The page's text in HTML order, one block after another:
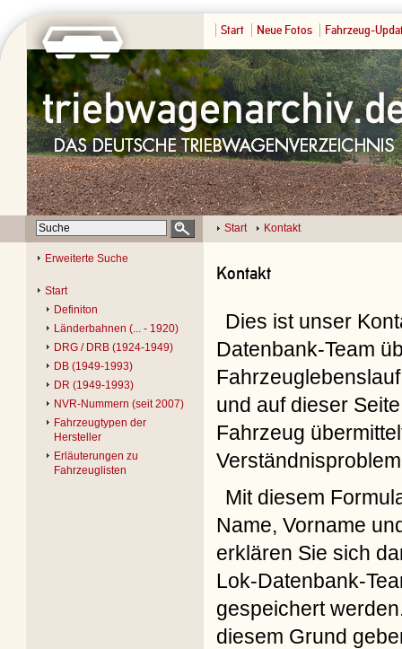
Start Neue Fotos Fahrzeug-
Start Kontakt
Erweiterte Suche
Start
Definiton
Länderbahnen (... - 1920)
DRG / DRB (1924-1949)
DB (1949-1993)
DR (1949-1993)
NVR-Nummern (seit 2007)
Fahrzeugtypen der
Hersteller
Erläuterungen zu
Fahrzeuglisten
Kontakt
Dies ist unser
Datenbank-Team
und auf dieser
Fahrzeug
Mit diesem
Name, Vorname
erklären Sie sich
Lok-Datenbank-
gespeichert
diesem Grund